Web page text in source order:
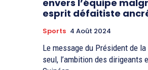
envers l’équipe
esprit défaitiste
Sports 4 Août 2024
Le message du Président de
seul, l’ambition des dirigeants